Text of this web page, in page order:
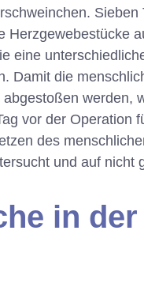
Herzgewebestücke
eine
Damit die
werden,
vor der Operation
des
und auf nicht
in